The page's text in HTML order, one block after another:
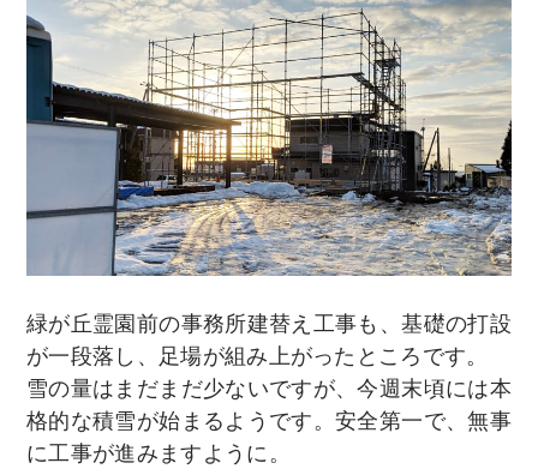
緑が丘霊園前の事務所建替え工事も、基礎の打設
が一段落し、足場が組み上がったところです。
雪の量はまだまだ少ないですが、今週末頃には本
格的な積雪が始まるようです。安全第一で、無事
に工事が進みますように。